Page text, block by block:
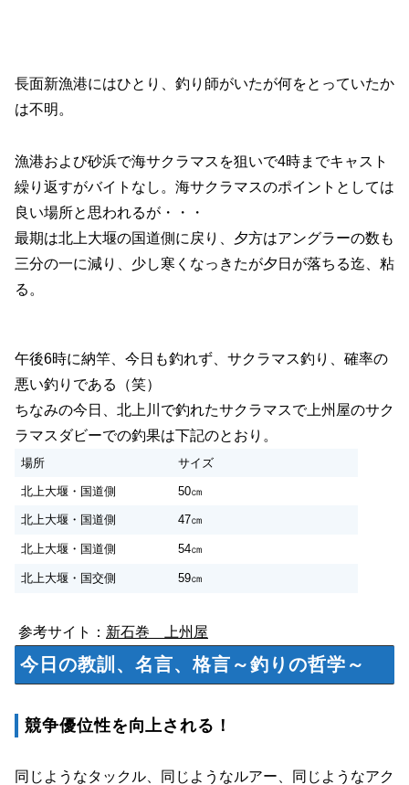
長面新漁港にはひとり、釣り師がいたが何をとっていたか
は不明。
漁港および砂浜で海サクラマスを狙いで4時までキャスト
繰り返すがバイトなし。海サクラマスのポイントとしては
良い場所と思われるが・・・
最期は北上大堰の国道側に戻り、夕方はアングラーの数も
三分の一に減り、少し寒くなっきたが夕日が落ちる迄、粘
る。
午後6時に納竿、今日も釣れず、サクラマス釣り、確率の
悪い釣りである（笑）
ちなみの今日、北上川で釣れたサクラマスで上州屋のサク
ラマスダビーでの釣果は下記のとおり。
場所 サイズ
北上大堰・国道側 50㎝
北上大堰・国道側 47㎝
北上大堰・国道側 54㎝
北上大堰・国交側 59㎝
参考サイト： 新石巻 上州屋
今日の教訓、名言、格言～釣りの哲学～
競争優位性を向上される！
同じようなタックル、同じようなルアー、同じようなアク